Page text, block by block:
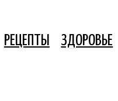
РЕЦЕПТЫ ЗДОРОВЬЕ